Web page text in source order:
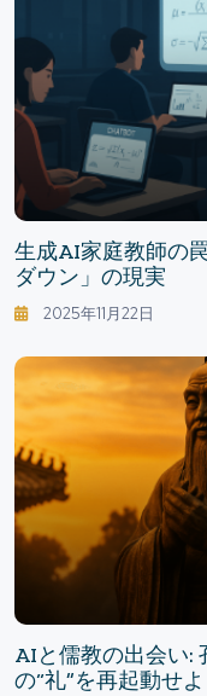
生成AI家庭教師の
ダウン」の現実
2025年11月22日
AIと儒教の出会い:
の“礼”を再起動せよ